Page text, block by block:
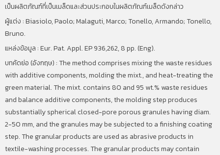
เป็นผลิตภัณฑ์ที่เป็นเมล็ดและส่วนประกอบในผลิตภัณฑ์เมล็ดดังกล่าว
ผู้แต่ง : Biasiolo, Paolo; Malaguti, Marco; Tonello, Armando; Tonello,
Bruno.
แหล่งข้อมูล : Eur. Pat. Appl. EP 936,262, 8 pp. (Eng).
บทคัดย่อ (อังกฤษ) : The method comprises mixing the waste residues
with additive components, molding the mixt., and heat-treating the
green material. The mixt. contains 80 and 95 wt.% waste residues
and balance additive components, the molding step produces
substantially spherical closed-pore porous granules having diam.
2-50 mm, and the granules may be subjected to a finishing coating
step. The granular products are used as abrasive products in
textile-washing processes. The granular products may contain